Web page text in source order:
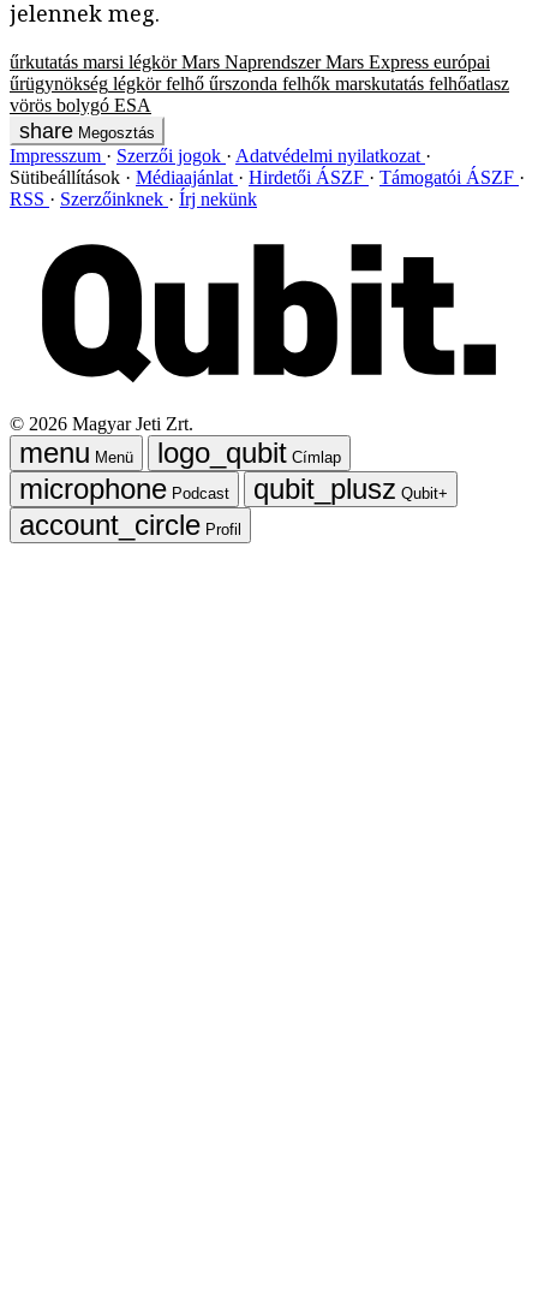
jelennek meg.
űrkutatás marsi légkör Mars Naprendszer Mars Express európai
űrügynökség légkör felhő űrszonda felhők marskutatás felhőatlasz
vörös bolygó ESA
Megosztás
Impresszum Szerzői jogok
Adatvédelmi nyilatkozat
Sütibeállítások
Médiaajánlat Hirdetői ÁSZF
Támogatói ÁSZF
RSS
Szerzőinknek Írj nekünk
© 2026 Magyar Jeti Zrt.
Menü
Címlap
Podcast
Qubit+
Profil